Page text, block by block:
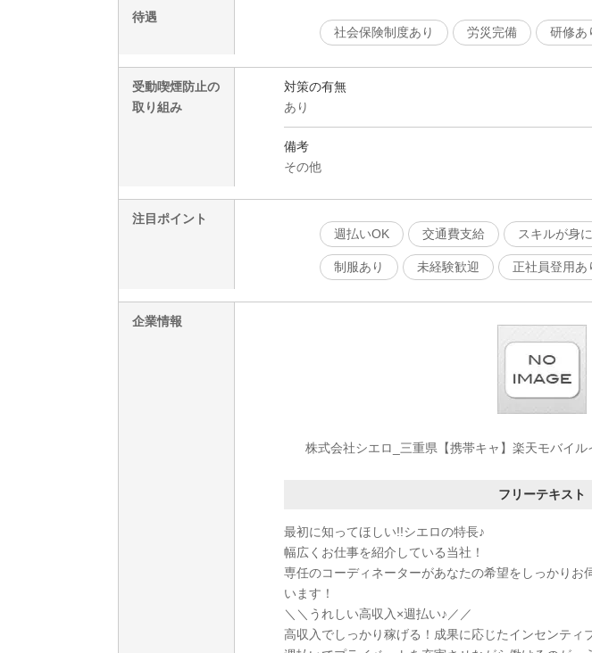
待遇
社会保険制度あり
労災完備 研修あ
受動喫煙防止の
取り組み
対策の有無
あり
備考
その他
注目ポイント
週払いOK
交通費支給 スキルが身
制服あり 未経験歓迎 正社員登用あ
企業情報
株式会社シエロ_三重県【携帯キャ】楽天モバイ
フリーテキスト
最初に知ってほしい!!シエロの特長♪
幅広くお仕事を紹介している当社！
専任のコーディネーターがあなたの希望をしっかりお
います！
＼＼うれしい高収入×週払い♪／／
高収入でしっかり稼げる！成果に応じたインセンテ